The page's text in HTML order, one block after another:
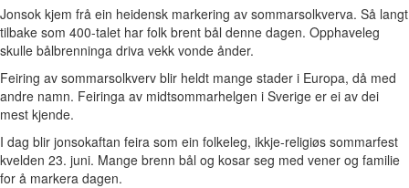
Jonsok kjem frå ein heidensk markering av sommarsolkverva. Så langt
tilbake som 400-talet har folk brent bål denne dagen. Opphaveleg
skulle bålbrenninga driva vekk vonde ånder.
Feiring av sommarsolkverv blir heldt mange stader i Europa, då med
andre namn. Feiringa av midtsommarhelgen i Sverige er ei av dei
mest kjende.
I dag blir jonsokaftan feira som ein folkeleg, ikkje-religiøs sommarfest
kvelden 23. juni. Mange brenn bål og kosar seg med vener og familie
for å markera dagen.